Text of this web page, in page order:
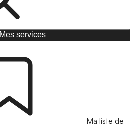
Mes services
Ma liste de